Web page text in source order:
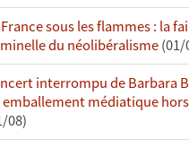
France sous les flammes : la
du néolibéralisme(01/
interrompu de Barbara
emballement médiatique
08)